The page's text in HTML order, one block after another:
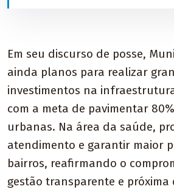
Em seu discurso de posse,
ainda planos para realizar
investimentos na
com a meta de pavimentar
urbanas. Na área da saúde,
atendimento e garantir maior
bairros, reafirmando o
gestão transparente e